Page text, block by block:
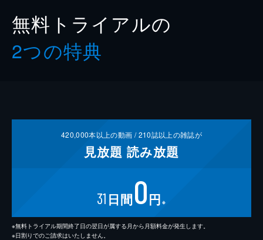
無料トライアルの
2つの特典
420,000本以上の動画 /210誌以上の雑誌が
見放題 読み放題
31 日間0円 ※
※無料トライアル期間終了日の翌日が属する月から月額料金が発生します。
※日割りでのご請求はいたしません。